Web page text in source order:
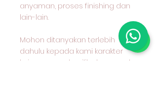
anyaman, proses finishing dan
lain-lain.
Mohon ditanyakan terlebih
dahulu kepada kami karakter
kain yang anda pilih dan cocok